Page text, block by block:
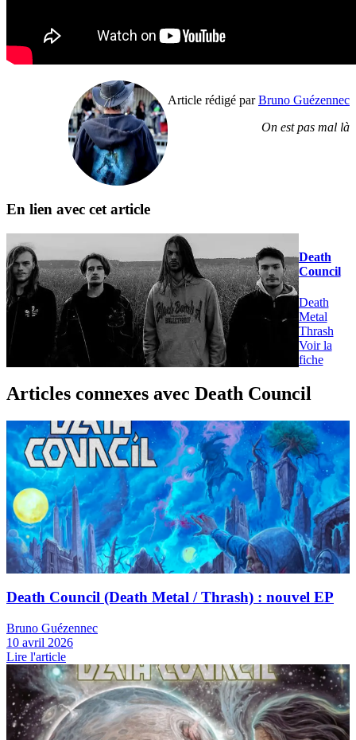
Article rédigé parBruno Guézennec
On est pas mal là
En lien avec cet article
Death
Council
Death
Metal
Thrash
Voir la
fiche
Articles connexes avec Death Council
Death Council (Death Metal / Thrash) : nouvel EP
Bruno Guézennec
10 avril 2026
Lire l'article